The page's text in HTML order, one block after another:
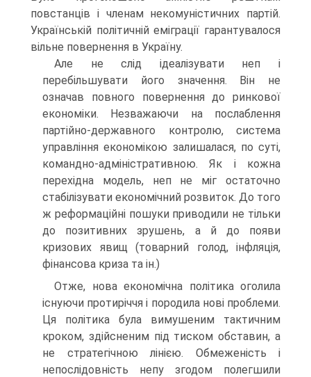
повстанців і членам некомуністичних партій.
Українській політичній еміграції гарантувалося
вільне повернення в Україну.
Але не слід ідеалізувати неп і
перебільшувати його значення. Він не
означав повного повернення до ринкової
економіки. Незважаючи на послаблення
партійно-державного контролю, система
управління економікою залишалася, по суті,
командно-адміністративною. Як і кожна
перехідна модель, неп не міг остаточно
стабілізувати економічний розвиток. До того
ж реформаційні пошуки приводили не тільки
до позитивних зрушень, а й до появи
кризових явищ (товарний голод, інфляція,
фінансова криза та ін.)
Отже, нова економічна політика оголила
існуючи протиріччя і породила нові проблеми.
Ця політика була вимушеним тактичним
кроком, здійсненим під тиском обставин, а
не стратегічною лінією. Обмеженість і
непослідовність непу згодом полегшили